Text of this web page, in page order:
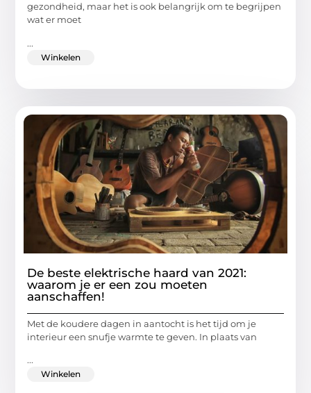
gezondheid, maar het is ook belangrijk om te begrijpen
wat er moet
...
Winkelen
De beste elektrische haard van 2021:
waarom je er een zou moeten
aanschaffen!
Met de koudere dagen in aantocht is het tijd om je
interieur een snufje warmte te geven. In plaats van
...
Winkelen